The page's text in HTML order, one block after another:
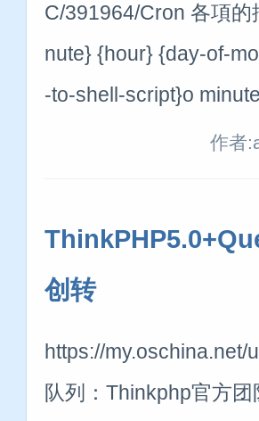
C/391964/Cron 各項
nute} {hour} {day-of-
-to-shell-script}o
作者
创转
https://
队列：Thinkphp官方